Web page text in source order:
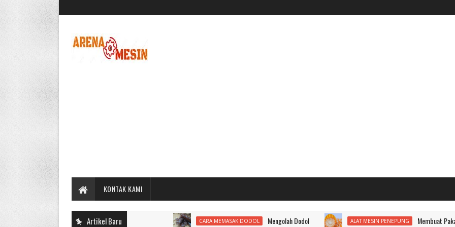
KONTAK KAMI
Artikel Baru CARA MEMASAK DODOL Mengolah Dodol ALAT MESIN PENEPUNG Membuat Pakan Ternak